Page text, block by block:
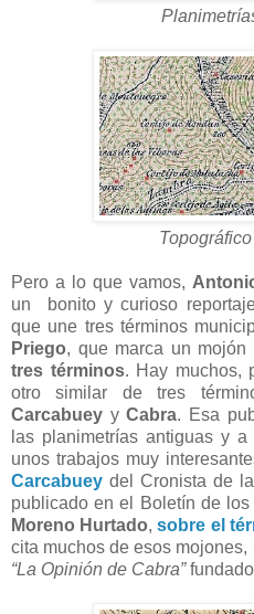
Pero a lo que vamos,
un bonito y curioso
que une tres términos
Priego, que marca un
tres términos. Hay muchos,
otro similar de tres
Carcabuey yCabra. Esa
las planimetrías antiguas y
unos trabajos muy
Carcabuey del Cronista de
publicado en el Boletín de
Moreno Hurtado,sobre el
cita muchos de esos
“La Opinión de Cabra”